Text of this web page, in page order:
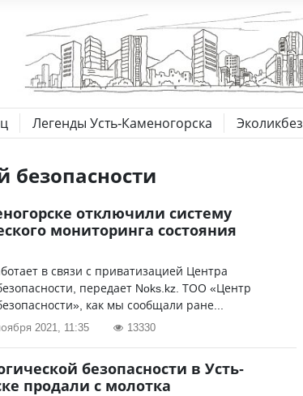
Легенды Усть-Каменогорска Эколикбез
безопасности
отключили систему
мониторинга состояния
в связи с приватизацией Центра
передает Noks.kz. ТОО «Центр
как мы сообщали ране...
2021, 11:35 13330
безопасности в Усть-
продали с молотка